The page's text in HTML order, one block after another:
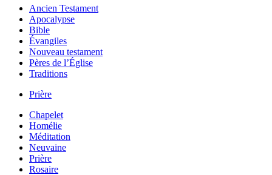
Ancien Testament
Apocalypse
Bible
Évangiles
Nouveau testament
Pères de l’Église
Traditions
Prière
Chapelet
Homélie
Méditation
Neuvaine
Prière
Rosaire